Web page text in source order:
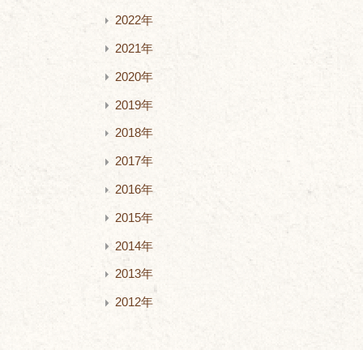
2022年
2021年
2020年
2019年
2018年
2017年
2016年
2015年
2014年
2013年
2012年